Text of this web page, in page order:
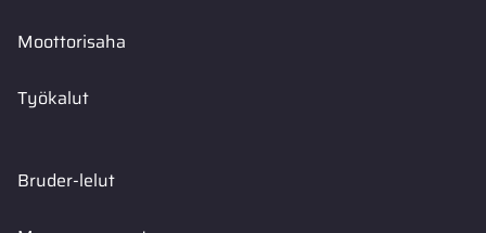
Moottorisaha
Työkalut
Bruder-lelut